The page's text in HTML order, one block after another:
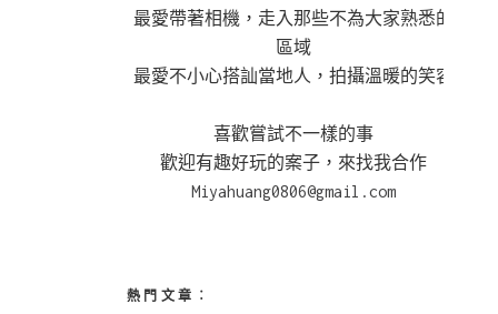
最愛帶著相機，走入那些不為大家熟悉的
區域
最愛不小心搭訕當地人，拍攝溫暖的笑容
喜歡嘗試不一樣的事
歡迎有趣好玩的案子，來找我合作
Miyahuang0806@gmail.com
熱門文章︰